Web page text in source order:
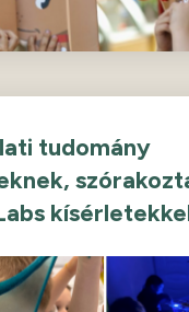
tudomány